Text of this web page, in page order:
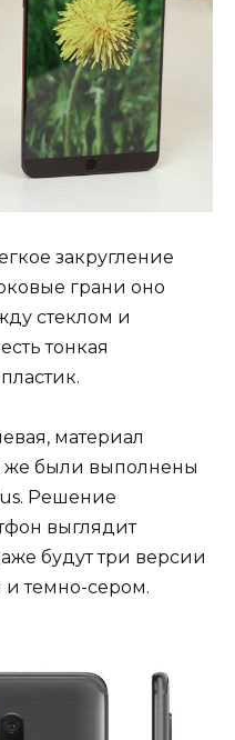
закругление
грани оно
стеклом и
тонкая
материал
же были выполнены
Решение
выглядит
будут три версии
и темно-сером.